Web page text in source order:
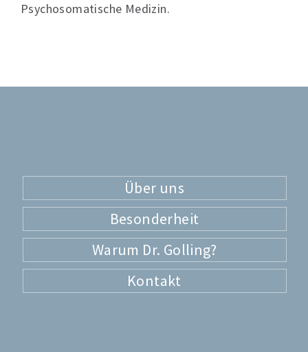
Psychosomatische Medizin.
Über uns
Besonderheit
Warum Dr. Golling?
Kontakt